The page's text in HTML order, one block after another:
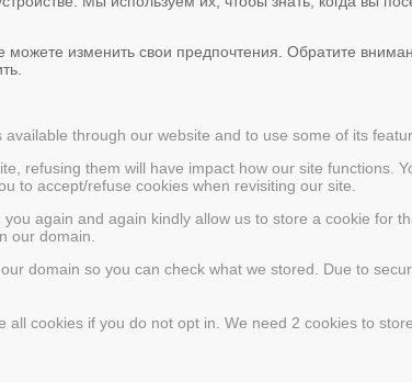
изменить свои предпочтения. Обратите
through our website and to use some of its
refusing them will have impact how our site functions.
to accept/refuse cookies when revisiting our site.
again and again kindly allow us to store a cookie for
our domain.
domain so you can check what we stored. Due to
cookies if you do not opt in. We need 2 cookies to